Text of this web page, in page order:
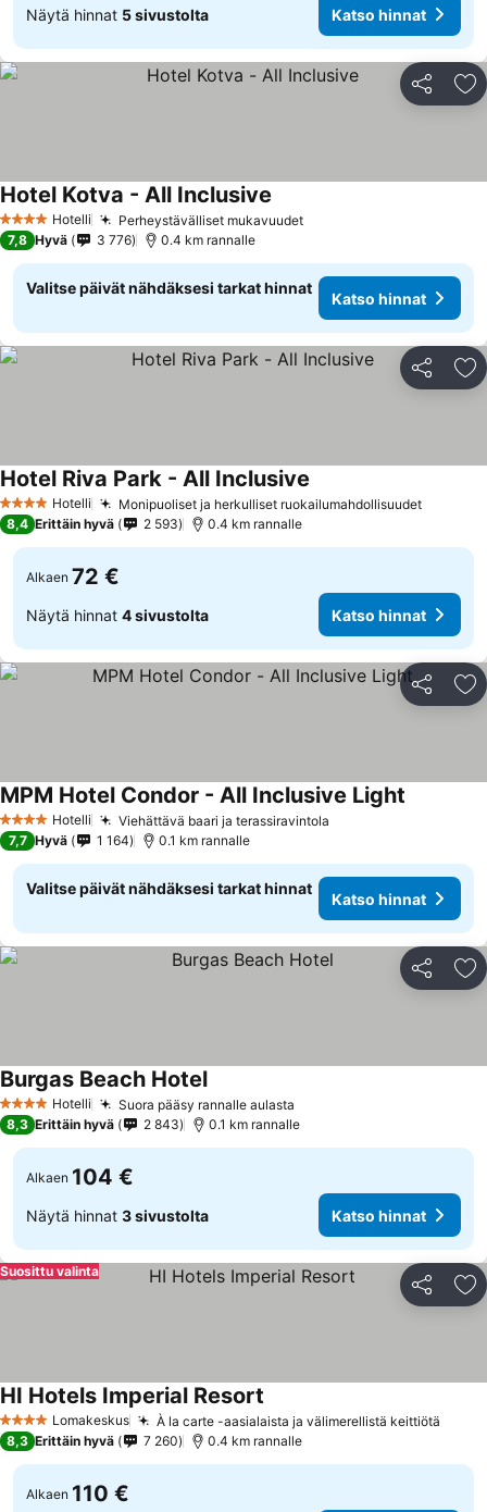
Näytä hinnat 5 sivustolta Katso hinnat
Jaa
4 Tähtiluokitus
Hotelli Perheystävälliset mukavuudet
Hotel Kotva - All Inclusive
7,8 Hyvä 3 776 0.4 km rannalle
Valitse päivät nähdäksesi tarkat hinnat
Katso hinnat
Jaa
4 Tähtiluokitus
Hotelli Monipuoliset ja herkulliset ruokailumahdollisuudet
Hotel Riva Park - All Inclusive
8,4 Erittäin hyvä 2 593 0.4 km rannalle
Alkaen 72 €
Näytä hinnat 4 sivustolta Katso hinnat
Jaa
4 Tähtiluokitus
Hotelli Viehättävä baari ja terassiravintola
MPM Hotel Condor - All Inclusive Light
7,7 Hyvä 1 164 0.1 km rannalle
Valitse päivät nähdäksesi tarkat hinnat
Katso hinnat
Jaa
4 Tähtiluokitus
Hotelli Suora pääsy rannalle aulasta
Burgas Beach Hotel
8,3 Erittäin hyvä 2 843 0.1 km rannalle
Alkaen 104 €
Näytä hinnat 3 sivustolta Katso hinnat
Jaa
Suosittu valinta
4 TähtiluokitusLomakeskus À la carte -aasialaista ja välimerellistä keittiötä
HI Hotels Imperial Resort
8,3 Erittäin hyvä 7 260 0.4 km rannalle
Alkaen 110 €